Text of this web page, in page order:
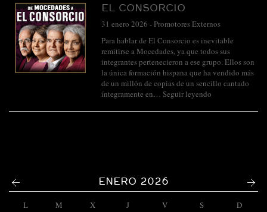
EL CONSORCIO
31 enero 2026 -Promotores Externos
Para hablar de El Consorcio es inevitable
remitirse a Mocedades, ya que todos sus
integrantes pertenecieron a ese grupo. Ellos son
la única formación hispana que ha vendido más
de un millón de copias de un sencillo cantado
íntegramente en… Seguir leyendo
ENERO 2026
L M X J V S
D